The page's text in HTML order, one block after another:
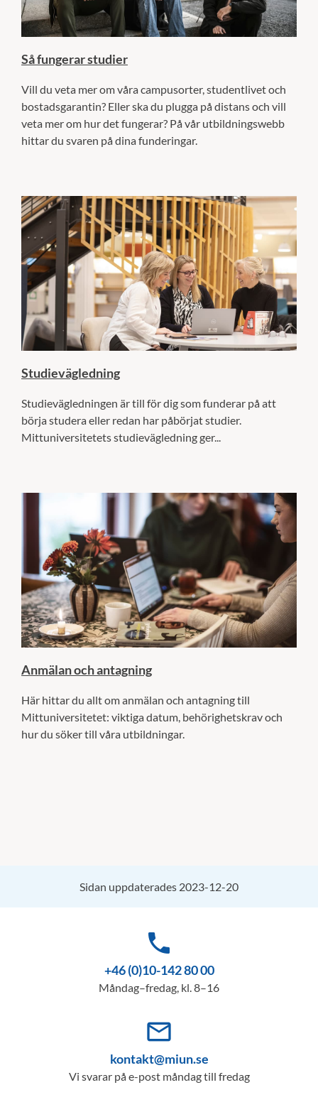
Så fungerar studier
Vill du veta mer om våra campusorter, studentlivet och
bostadsgarantin? Eller ska du plugga på distans och vill
veta mer om hur det fungerar? På vår utbildningswebb
hittar du svaren på dina funderingar.
Studievägledning
Studievägledningen är till för dig som funderar på att
börja studera eller redan har påbörjat studier.
Mittuniversitetets studievägledning ger...
Anmälan och antagning
Här hittar du allt om anmälan och antagning till
Mittuniversitetet: viktiga datum, behörighetskrav och
hur du söker till våra utbildningar.
Sidan uppdaterades 2023-12-20
phone
+46 (0)10-142 80 00
Måndag–fredag, kl. 8–16
mail_outline
kontakt@miun.se
Vi svarar på e-post måndag till fredag